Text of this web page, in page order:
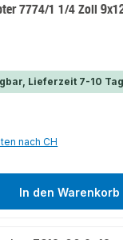
7774/1 1/4 Zoll
Lieferzeit 7-10
nach CH
In den Warenkorb